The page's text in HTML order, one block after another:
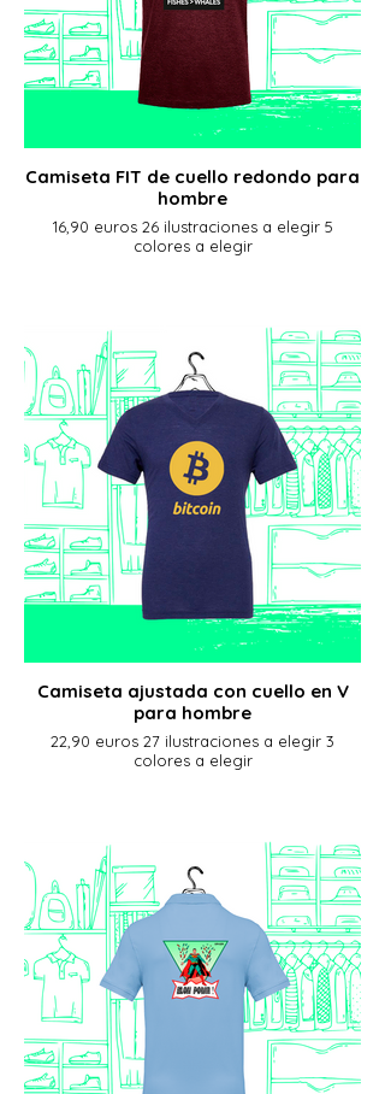
Camiseta FIT de cuello redondo para
hombre
16,90 euros 26 ilustraciones a elegir 5
colores a elegir
Camiseta ajustada con cuello en V
para hombre
22,90 euros 27 ilustraciones a elegir 3
colores a elegir